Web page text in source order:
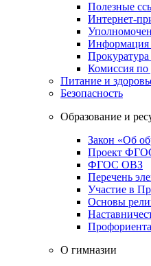
Полезные
Интернет-
Информация
Комиссия по
Питание и
Безопасность
Образование и
Закон «Об
Проект
ФГОС ОВЗ
Перечень
Участие в
Основы
О гимназии